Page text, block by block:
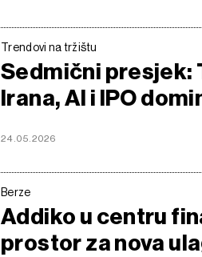
Trendovi na tržištu
Sedmični presjek:
Irana, AI i IPO
24.05.2026
Berze
Addiko u centru
prostor za nova